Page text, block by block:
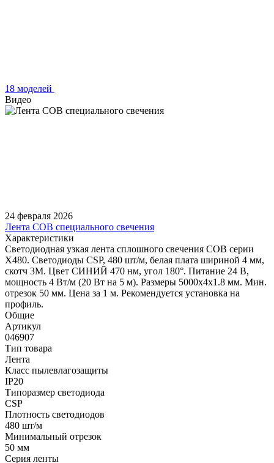
18 моделей
Видео
24 февраля 2026
Лента COB специального свечения
Характеристики
Светодиодная узкая лента сплошного свечения COB серии
X480. Светодиоды CSP, 480 шт/м, белая плата шириной 4 мм,
скотч 3M. Цвет СИНИЙ 470 нм, угол 180°. Питание 24 В,
мощность 4 Вт/м (20 Вт на 5 м). Размеры 5000х4х1.8 мм. Мин.
отрезок 50 мм. Цена за 1 м. Рекомендуется установка на
профиль.
Общие
Артикул
046907
Тип товара
Лента
Класс пылевлагозащиты
IP20
Типоразмер светодиода
CSP
Плотность светодиодов
480 шт/м
Минимальный отрезок
50 мм
Серия ленты